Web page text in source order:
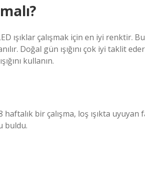
ışıklar çalışmak için en iyi renktir.
Doğal gün ışığını çok iyi taklit
kullanın.
bir çalışma, loş ışıkta
buldu.